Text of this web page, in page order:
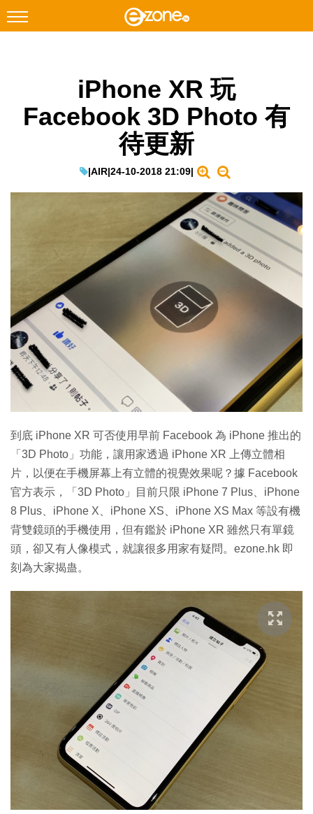
Instagram
科技焦點
教學評測
生成式AI與雲端應用
Enterprise Digital Transformation
特集
iPhone XR 玩
Facebook 3D Photo 有
待更新
|AIR|24-10-2018 21:09|
到底 iPhone XR 可否使用早前 Facebook 為 iPhone 推出的
「3D Photo」功能，讓用家透過 iPhone XR 上傳立體相
片，以便在手機屏幕上有立體的視覺效果呢？據 Facebook
官方表示，「3D Photo」目前只限 iPhone 7 Plus、iPhone
8 Plus、iPhone X、iPhone XS、iPhone XS Max 等設有機
背雙鏡頭的手機使用，但有鑑於 iPhone XR 雖然只有單鏡
頭，卻又有人像模式，就讓很多用家有疑問。ezone.hk 即
刻為大家揭蛊。